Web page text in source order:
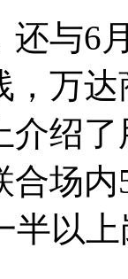
还与6
，万
介绍
合场
半以